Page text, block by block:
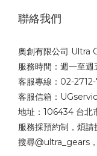
聯絡我們
奧創有限公司 Ultra
服務時間：週一至
客服專線：02-
客服信箱：
地址：106434 台北
服務採預約制，煩請
搜尋@ultra_gears